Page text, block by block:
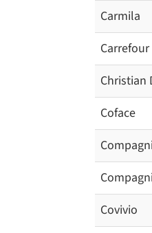
Carmila
Carrefour
Christian
Coface
Covivio